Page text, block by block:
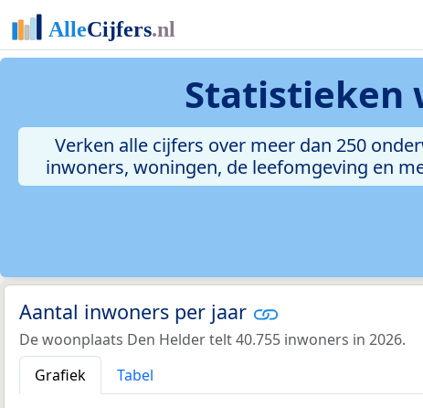
Statistieken
Verken alle cijfers over meer dan 250
inwoners, woningen, de leefomgeving en
Aantal inwoners per jaar
De woonplaats Den Helder telt 40.755 inwoners in 2026.
Grafiek
Tabel